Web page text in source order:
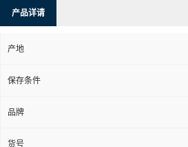
产品详请
产地
保存条件
品牌
货号